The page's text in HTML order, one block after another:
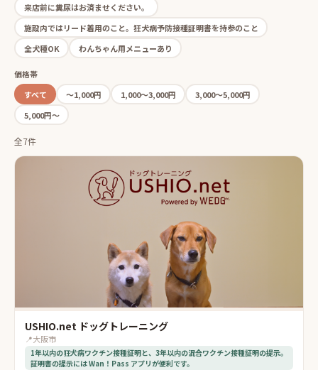
来店前に糞尿はお済ませください。
施設内ではリード着用のこと。狂犬病予防接種証明書を持参のこと
全犬種OK
わんちゃん用メニューあり
価格帯
すべて
〜1,000円 1,000〜3,000円
3,000〜5,000円
5,000円〜
全7件
USHIO.net ドッグトレーニング
📍大阪市
1年以内の狂犬病ワクチン接種証明と、3年以内の混合ワクチン接種証明の提示。
証明書の提示には Wan！Pass アプリが便利です。